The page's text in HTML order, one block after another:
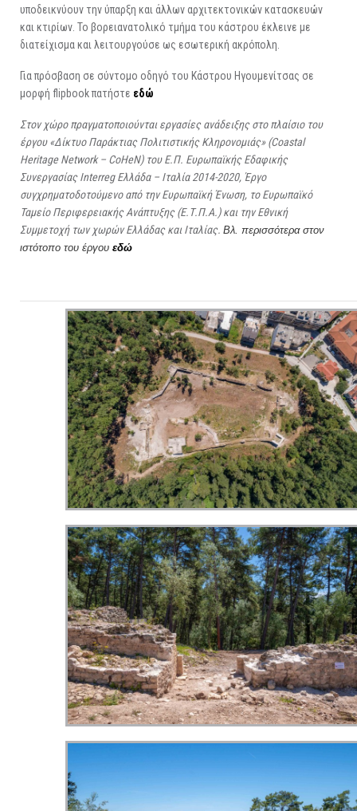
υποδεικνύουν την ύπαρξη και άλλων αρχιτεκτονικών κατασκευών
και κτιρίων. Το βορειανατολικό τμήμα του κάστρου έκλεινε με
διατείχισμα και λειτουργούσε ως εσωτερική ακρόπολη.
Για πρόσβαση σε σύντομο οδηγό του Κάστρου Ηγουμενίτσας σε
μορφή flipbook πατήστε εδώ
Στον χώρο πραγματοποιούνται εργασίες ανάδειξης στο πλαίσιο του
έργου «Δίκτυο Παράκτιας Πολιτιστικής Κληρονομιάς» (Coastal
Heritage Network – CoHeN) του Ε.Π. Ευρωπαϊκής Εδαφικής
Συνεργασίας Interreg Ελλάδα – Ιταλία 2014-2020, Έργο
συγχρηματοδοτούμενο από την Ευρωπαϊκή Ένωση, το Ευρωπαϊκό
Ταμείο Περιφερειακής Ανάπτυξης (Ε.Τ.Π.Α.) και την Εθνική
Συμμετοχή των χωρών Ελλάδας και Ιταλίας. Βλ. περισσότερα στον
ιστότοπο του έργου εδώ